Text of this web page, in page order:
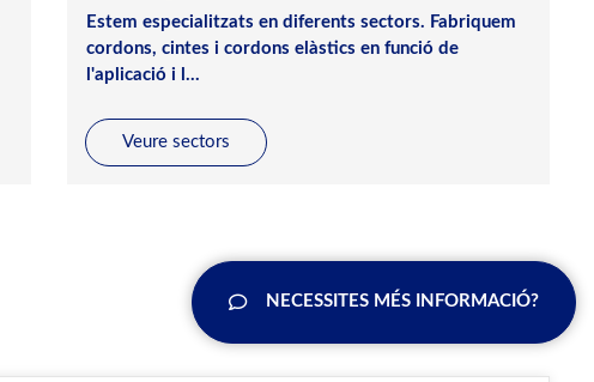
Estem especialitzats en diferents sectors. Fabriquem
cordons, cintes i cordons elàstics en funció de
l'aplicació i l...
Veure sectors
NECESSITES MÉS INFORMACIÓ?